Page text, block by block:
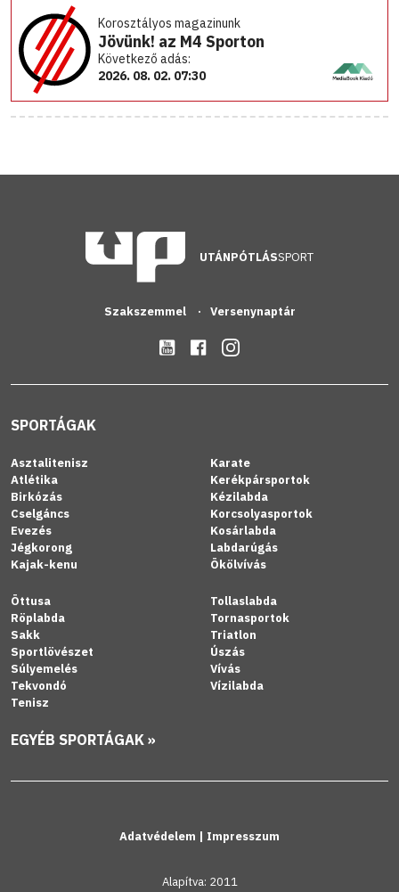
Korosztályos magazinunk
Jövünk! az M4 Sporton
Következő adás:
2026. 08. 02. 07:30
UTÁNPÓTLÁSSPORT
Szakszemmel Versenynaptár
SPORTÁGAK
Asztalitenisz
Atlétika
Birkózás
Cselgáncs
Evezés
Jégkorong
Kajak-kenu
Karate
Kerékpársportok
Kézilabda
Korcsolyasportok
Kosárlabda
Labdarúgás
Ökölvívás
Öttusa
Röplabda
Sakk
Sportlövészet
Súlyemelés
Tekvondó
Tenisz
Tollaslabda
Tornasportok
Triatlon
Úszás
Vívás
Vízilabda
EGYÉB SPORTÁGAK »
Adatvédelem | Impresszum
Alapítva: 2011